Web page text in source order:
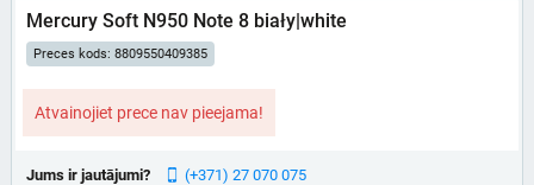
Mercury Soft N950 Note 8 biały|white
Preces kods: 8809550409385
Atvainojiet prece nav pieejama!
Jums ir jautājumi?
(+371) 27 070 075